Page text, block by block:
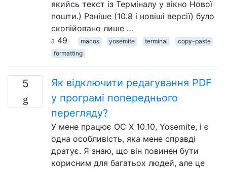
якийсь текст із Терміналу у вікно Нової
пошти.) Раніше (10.8 і новіші версії) було
скопійовано лише …
49
macos yosemite terminal
copy-paste
formatting
5
Як відключити редагування PDF
у програмі попереднього
перегляду?
У мене працює ОС X 10.10, Yosemite, і є
одна особливість, яка мене справді
дратує. Я знаю, що він повинен бути
корисним для багатьох людей, але це